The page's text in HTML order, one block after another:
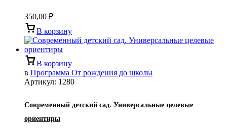
350,00 ₽
В корзину
В корзину
в Программа От рождения до школы
Артикул: 1280
Современный детский сад. Универсальные целевые
ориентиры